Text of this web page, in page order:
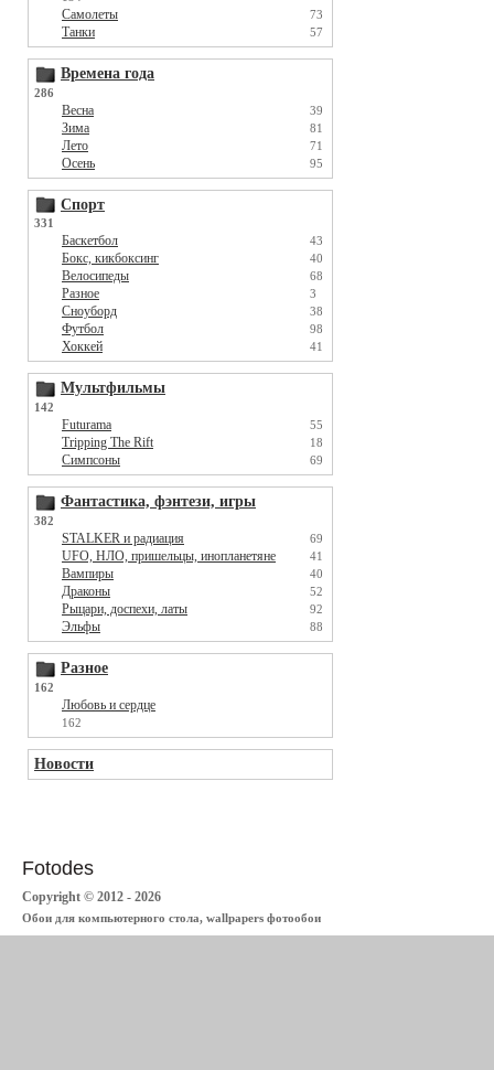
Самолеты 73
Танки 57
Времена года
286
Весна 39
Зима 81
Лето 71
Осень 95
Спорт
331
Баскетбол 43
Бокс, кикбоксинг 40
Велосипеды 68
Разное 3
Сноуборд 38
Футбол 98
Хоккей 41
Мультфильмы
142
Futurama 55
Tripping The Rift 18
Симпсоны 69
Фантастика, фэнтези, игры
382
STALKER и радиация 69
UFO, НЛО, пришельцы, инопланетяне 41
Вампиры 40
Драконы 52
Рыцари, доспехи, латы 92
Эльфы 88
Разное
162
Любовь и сердце
162
Новости
Fotodes
Copyright © 2012 - 2026
Обои для компьютерного стола, wallpapers фотообои